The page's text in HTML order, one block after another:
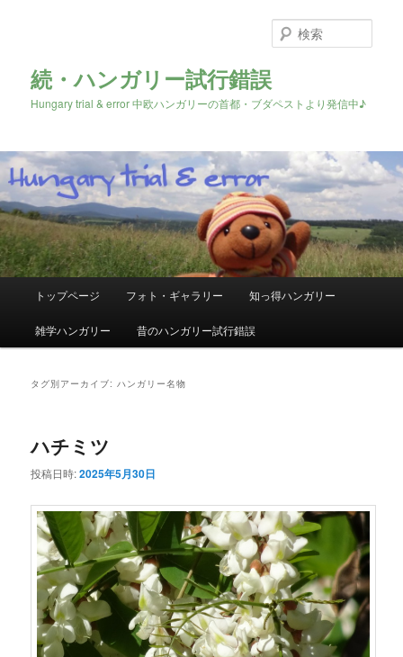
続・ハンガリー試行錯誤
Hungary trial & error 中欧ハンガリーの首都・ブダペストより発信中♪
索
メ
イ
ン
ン
ツ
へ
移
サ
ブ
テ
ツ
へ
移
動
トップページ フォト・ギャラリー 知っ得ハンガリー
雑学ハンガリー 昔のハンガリー試行錯誤
タグ別アーカイブ: ハンガリー名物
ハチミツ
投稿日時:2025年5月30日